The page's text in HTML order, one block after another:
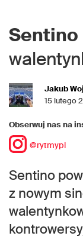
Sentino
Jakub
15 lutego
Obserwuj nas na
@rytmypl
Sentino
z nowym